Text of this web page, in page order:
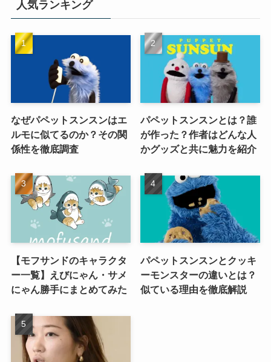
人気ランキング
なぜパペットスンスンはエ
ルモに似てるのか？その関
係性を徹底調査
パペットスンスンとは？誰
が作った？作者はどんな人
かグッズと共に魅力を紹介
【モフサンドのキャラクタ
ー一覧】えびにゃん・サメ
にゃん勝手にまとめてみた
パペットスンスンとクッキ
ーモンスターの違いとは？
似ている理由を徹底解説